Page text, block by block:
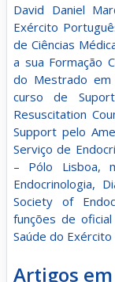
David Daniel
Exército
de Ciências
a sua Formação
do Mestrado em
curso de
Resuscitation
Support pelo
Serviço de
– Pólo Lisboa,
Endocrinologia,
Society of
funções de
Saúde do
Artigos